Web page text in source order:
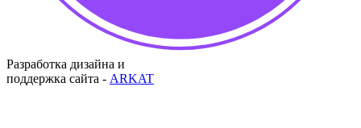
Разработка дизайна и
поддержка сайта - ARKAT